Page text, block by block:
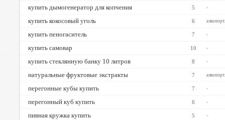
купить дымогенератор для копчения 5 -
купить кокосовый уголь 6
купить пеногаситель 7 -
купить самовар 10 -
купить стеклянную банку 10 литров 8 -
натуральные фруктовые экстракты 7
перегонные кубы купить 7 -
перегонный куб купить 6 -
пивная кружка купить 5 -